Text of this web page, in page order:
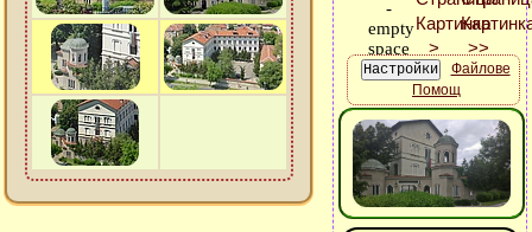
Файлове
Помощ